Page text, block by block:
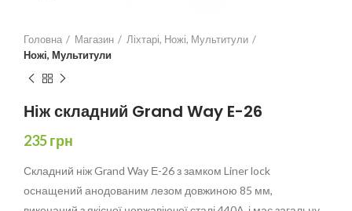
Головна Магазин
Ліхтарі, Ножі, Мультитули
Ножі, Мультитули
Ніж складний Grand Way E-26
235грн
Складний ніж Grand Way Е-26 з замком Liner lock
оснащений анодованим лезом довжиною 85 мм,